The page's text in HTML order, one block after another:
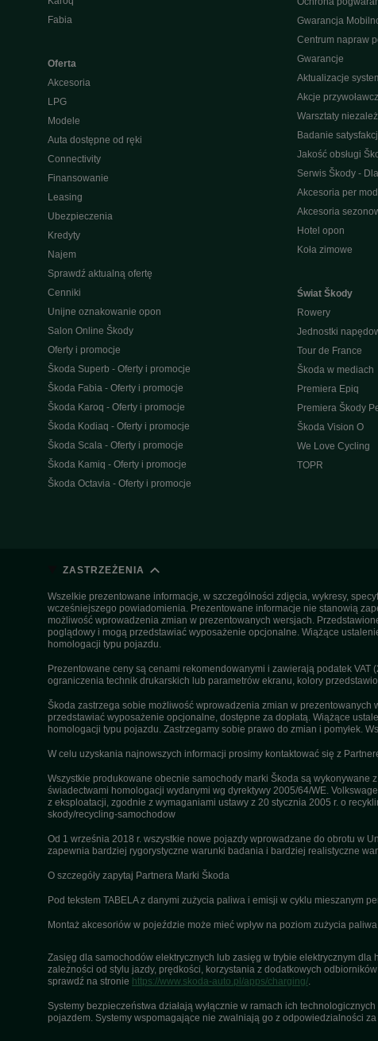
Fabia
Oferta
Akcesoria
LPG
Modele
Auta dostępne od ręki
Connectivity
Finansowanie
Leasing
Ubezpieczenia
Kredyty
Najem
Sprawdź aktualną ofertę
Cenniki
Unijne oznakowanie opon
Salon Online Škody
Oferty i promocje
Škoda Superb - Oferty i promocje
Škoda Fabia - Oferty i promocje
Škoda Karoq - Oferty i promocje
Škoda Kodiaq - Oferty i promocje
Škoda Scala - Oferty i promocje
Škoda Kamiq - Oferty i promocje
Škoda Octavia - Oferty i promocje
Gwarancja
Centrum napraw
Gwarancje
Aktualizacje
Akcje
Warsztaty
Badanie
Jakość obsługi
Serwis Škody -
Akcesoria per
Akcesoria
Hotel opon
Koła zimowe
Świat Škody
Rowery
Jednostki
Tour de France
Škoda w mediach
Premiera Epiq
Premiera Škody
Škoda Vision O
We Love Cycling
TOPR
ZASTRZEŻENIA
Wszelkie prezentowane informacje, w szczególności zdjęcia, wykresy,
wcześniejszego powiadomienia. Prezentowane informacje nie stanowią
możliwość wprowadzenia zmian w prezentowanych wersjach.
poglądowy i mogą przedstawiać wyposażenie opcjonalne. Wiążące
homologacji typu pojazdu.
Prezentowane ceny są cenami rekomendowanymi i zawierają podatek
ograniczenia technik drukarskich lub parametrów ekranu, kolory
Škoda zastrzega sobie możliwość wprowadzenia zmian w
przedstawiać wyposażenie opcjonalne, dostępne za dopłatą. Wiążące
homologacji typu pojazdu. Zastrzegamy sobie prawo do zmian i pomyłek.
W celu uzyskania najnowszych informacji prosimy kontaktować się z
Wszystkie produkowane obecnie samochody marki Škoda są wykonywane
świadectwami homologacji wydanymi wg dyrektywy 2005/64/WE.
z eksploatacji, zgodnie z wymaganiami ustawy z 20 stycznia 2005 r. o
skody/recycling-samochodow
Od 1 września 2018 r. wszystkie nowe pojazdy wprowadzane do obrotu w
zapewnia bardziej rygorystyczne warunki badania i bardziej realistyczne
O szczegóły zapytaj Partnera Marki Škoda
Pod tekstem TABELA z danymi zużycia paliwa i emisji w cyklu mieszanym
Montaż akcesoriów w pojeździe może mieć wpływ na poziom zużycia
Zasięg dla samochodów elektrycznych lub zasięg w trybie elektrycznym
zależności od stylu jazdy, prędkości, korzystania z dodatkowych
sprawdź na stronie https://www.skoda-auto.pl/apps/charging/.
Systemy bezpieczeństwa działają wyłącznie w ramach ich
pojazdem. Systemy wspomagające nie zwalniają go z odpowiedzialności